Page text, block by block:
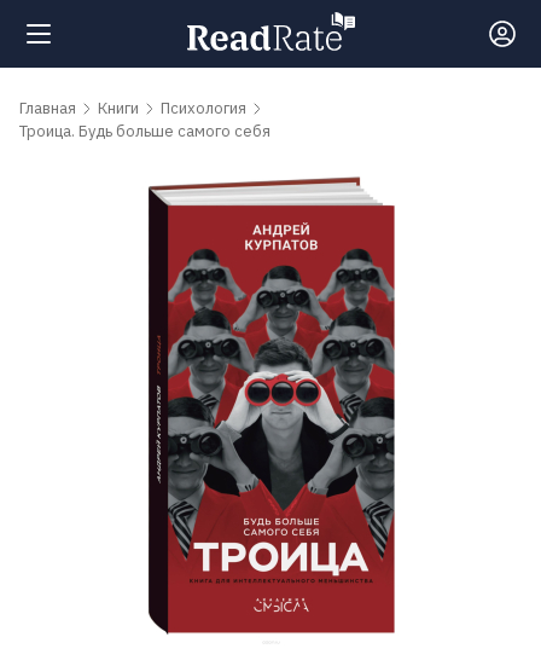
Поиск
обсуждаемые
Главная Книги
Психология
Троица. Будь больше самого себя